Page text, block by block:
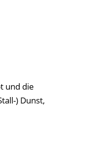
und die
) Dunst,